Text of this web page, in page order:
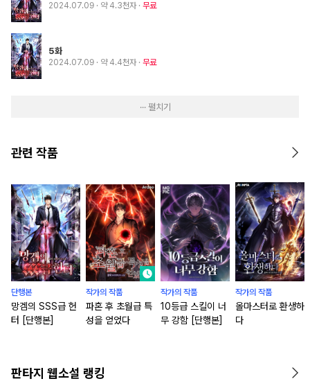
2024.07.09 · 약 4.3천자 무료
5화
2024.07.09 · 약 4.4천자 무료
··· 펼치기
관련 작품
단행본
망겜의 SSS급 헌
터 [단행본]
작가의 작품
파혼 후 초월급 특
성을 얻었다
작가의 작품
10등급 스킬이 너
무 강함 [단행본]
작가의 작품
올마스터로 환생하
다
판타지 웹소설 랭킹